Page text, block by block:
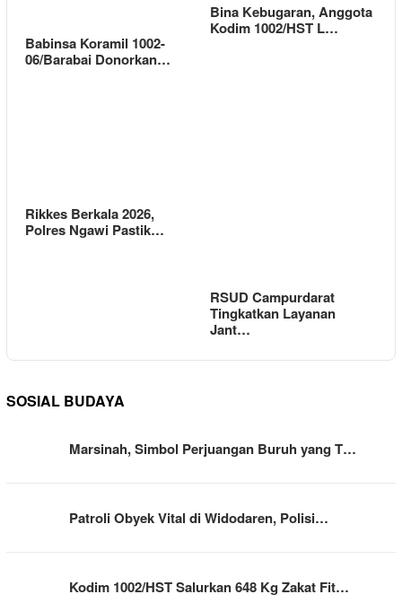
Babinsa Koramil 1002-
06/Barabai Donorkan…
Bina Kebugaran, Anggota
Kodim 1002/HST L…
Rikkes Berkala 2026,
Polres Ngawi Pastik…
RSUD Campurdarat
Tingkatkan Layanan
Jant…
SOSIAL BUDAYA
Marsinah, Simbol Perjuangan Buruh yang T…
Patroli Obyek Vital di Widodaren, Polisi…
Kodim 1002/HST Salurkan 648 Kg Zakat Fit…